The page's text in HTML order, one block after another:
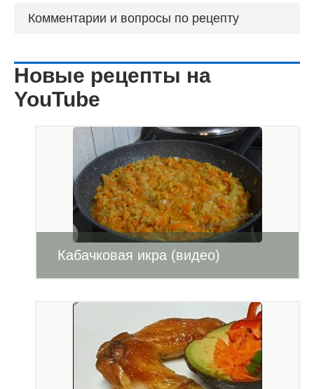
Комментарии и вопросы по рецепту
Новые рецепты на
YouTube
Кабачковая икра (видео)